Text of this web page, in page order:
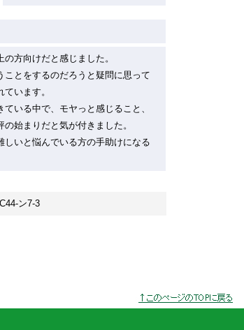
方向けだと感じました。
とをするのだろうと疑問に思って
います。
いる中で、モヤっと感じること、
始まりだと気が付きました。
いと悩んでいる方の手助けになる
ン7-3